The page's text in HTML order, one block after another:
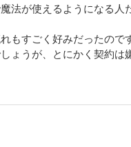
法が使えるようになる
もすごく好みだったの
ょうが、とにかく契約は